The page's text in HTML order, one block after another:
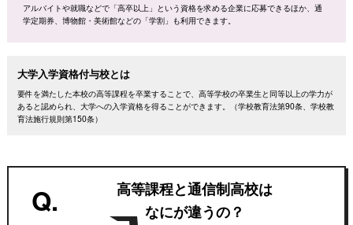
アルバイトや就職などで「高卒以上」という資格を求める企業に応募できるほか、通
学定期券、博物館・美術館などの「学割」も利用できます。
大学入学資格付与校とは
要件を満たした本校の高等課程を卒業することで、高等学校の卒業生と同等以上の学力が
あると認められ、大学への入学資格を得ることができます。（学校教育法第90条、学校教
育法施行規則第150条）
Q.
高等課程と通信制高校は
なにが違うの？